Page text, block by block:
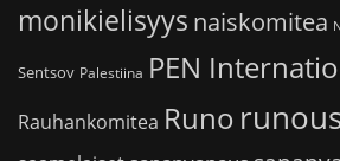
monikielisyys naiskomitea
Sentsov Palestiina PEN
Rauhankomitea Runo